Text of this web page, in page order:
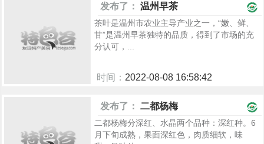
发布了： 温州早茶
茶叶是温州市农业主导产业之一，“嫩、鲜、
甘”是温州早茶独特的品质，得到了市场的充
分认可，...
时间： 2022-08-08 16:58:42
发布了： 二都杨梅
二都杨梅分深红、水晶两个品种：深红种。6
月下旬成熟，果面深红色，肉质细软，味